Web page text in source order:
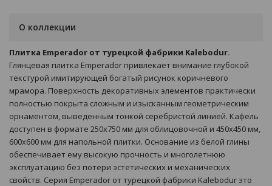
О коллекции
Плитка Emperador от турецкой фабрики Kalebodur.
Глянцевая плитка Emperador привлекает внимание глубокой
текстурой имитирующей богатый рисунок коричневого
мрамора. Поверхность декоративных элементов практически
полностью покрыта сложным и изысканным геометрическим
орнаментом, выведенным тонкой серебристой линией. Кафель
доступен в формате 250х750 мм для облицовочной и 450х450 мм,
600х600 мм для напольной плитки. Основание из белой глины
обеспечивает ему высокую прочность и многолетнюю
эксплуатацию без потери эстетических и механических
свойств. Серия Emperador от турецкой фабрики Kalebodur это